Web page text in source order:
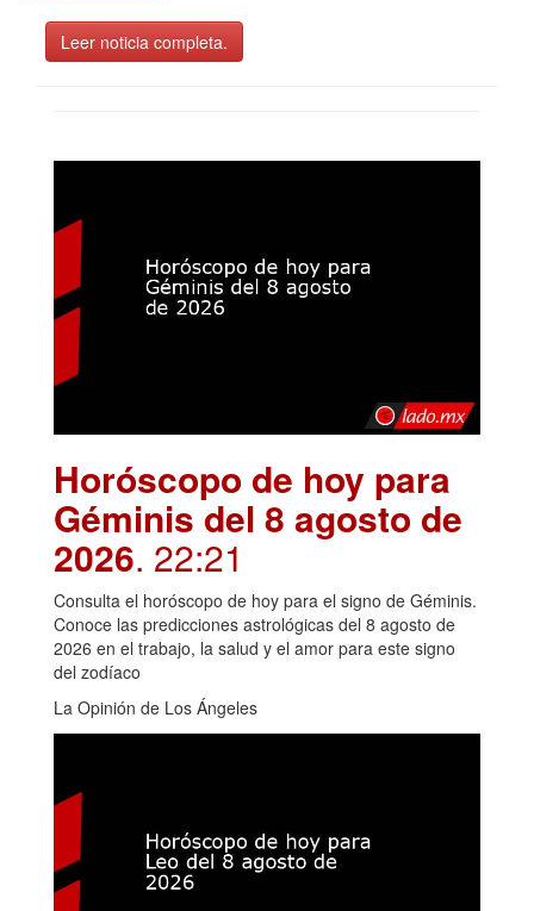
Leer noticia completa.
Horóscopo de hoy para
Géminis del 8 agosto de
2026. 22:21
Consulta el horóscopo de hoy para el signo de Géminis.
Conoce las predicciones astrológicas del 8 agosto de
2026 en el trabajo, la salud y el amor para este signo
del zodíaco
La Opinión de Los Ángeles